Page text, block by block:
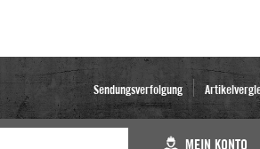
Sendungsverfolgung
MEIN KONTO